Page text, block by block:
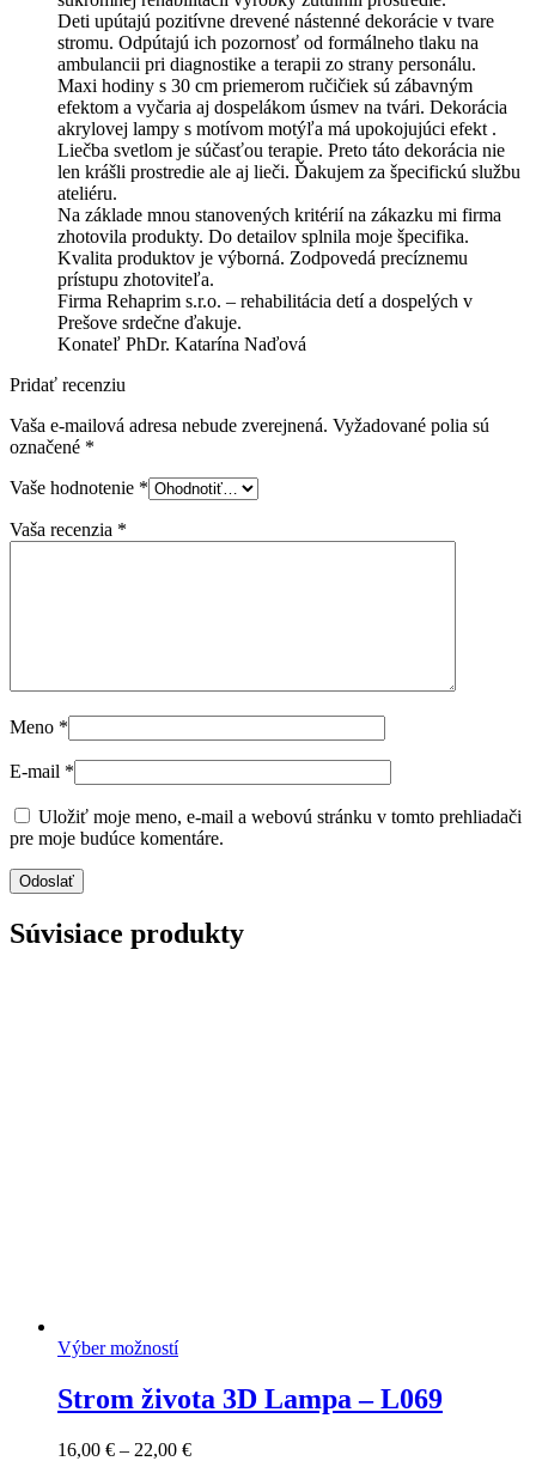
Deti upútajú pozitívne drevené nástenné dekorácie v tvare
stromu. Odpútajú ich pozornosť od formálneho tlaku na
ambulancii pri diagnostike a terapii zo strany personálu.
Maxi hodiny s 30 cm priemerom ručičiek sú zábavným
efektom a vyčaria aj dospelákom úsmev na tvári. Dekorácia
akrylovej lampy s motívom motýľa má upokojujúci efekt .
Liečba svetlom je súčasťou terapie. Preto táto dekorácia nie
len krášli prostredie ale aj lieči. Ďakujem za špecifickú službu
ateliéru.
Na základe mnou stanovených kritérií na zákazku mi firma
zhotovila produkty. Do detailov splnila moje špecifika.
Kvalita produktov je výborná. Zodpovedá precíznemu
prístupu zhotoviteľa.
Firma Rehaprim s.r.o. – rehabilitácia detí a dospelých v
Prešove srdečne ďakuje.
Konateľ PhDr. Katarína Naďová
Pridať recenziu
Vaša e-mailová adresa nebude zverejnená. Vyžadované polia sú
označené *
Vaše hodnotenie *
Vaša recenzia *
Meno *
E-mail *
Uložiť moje meno, e-mail a webovú stránku v tomto prehliadači
pre moje budúce komentáre.
Súvisiace produkty
Výber možností
Strom života 3D Lampa – L069
16,00 € – 22,00 €Price